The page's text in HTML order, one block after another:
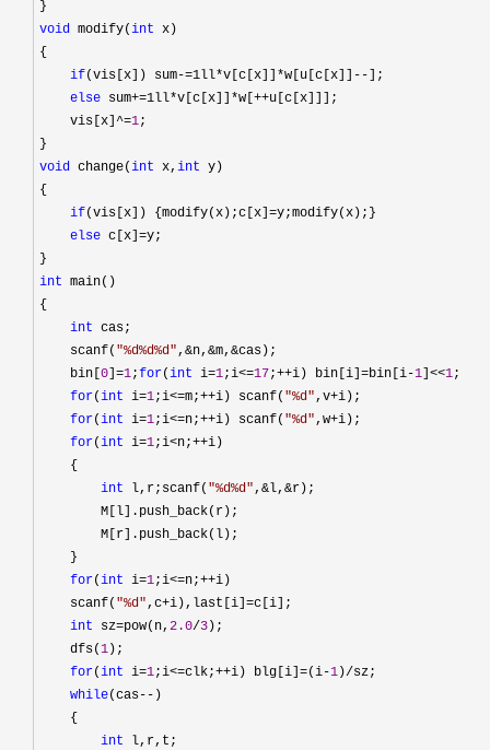
void modify(int x)
{
if(vis[x]) sum-=1ll*v[c[x]]*w[u[c[x]]-- ];
else sum+=1ll*v[c[x]]*w[++u[c[x]]];
    vis[x]
^=1;
void change(int x, int y)
{
if(vis[x]) {modify(x);c[x]=y;modify(x);}
else c[x]=y;
int main()
{
int cas;
    scanf(
"%d%d%d",&n,&m,&cas);
    bin[
0 ]=1;for(int i=1;i<=17;++i) bin[i]=bin[i-1 ]<<1;
for(int i=1;i<=m;++i) scanf( "%d",v+i);
for(int i=1;i<=n;++i) scanf( "%d",w+i);
for(int i=1;i<n;++i)
    {
int l,r;scanf( "%d%d",&l,&r);
        M[l].push_back(r);
        M[r].push_back(l);
    }
for(int i=1;i<=n;++i)
    scanf(
"%d",c+i),last[i]=c[i];
int sz=pow(n, 2.0/3 );
    dfs(
1 );
for(int i=1;i<=clk;++i) blg[i]=(i-1 )/sz;
while(cas-- )
    {
int l,r,t;